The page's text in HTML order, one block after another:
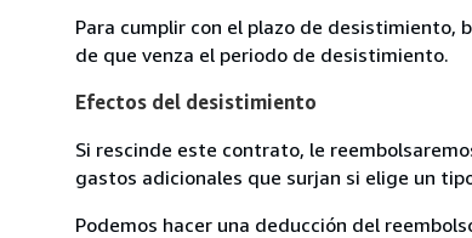
Para cumplir con el plazo de desistimiento,
de que venza el periodo de desistimiento.
Efectos del desistimiento
Si rescinde este contrato, le
gastos adicionales que surjan si elige un
Podemos hacer una deducción del